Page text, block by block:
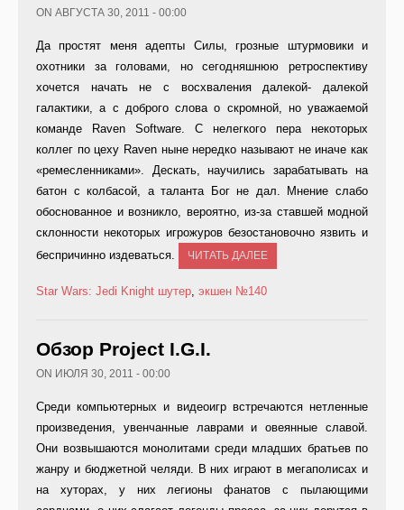
ON АВГУСТА 30, 2011 - 00:00
Да простят меня адепты Силы, грозные штурмовики и
охотники за головами, но сегодняшнюю ретроспективу
хочется начать не с восхваления далекой- далекой
галактики, а с доброго слова о скромной, но уважаемой
команде Raven Software. С нелегкого пера некоторых
коллег по цеху Raven ныне нередко называют не иначе как
«ремесленниками». Дескать, научились зарабатывать на
батон с колбасой, а таланта Бог не дал. Мнение слабо
обоснованное и возникло, вероятно, из-за ставшей модной
склонности некоторых игрожуров безостановочно язвить и
беспричинно издеваться.
ЧИТАТЬ ДАЛЕЕ
Star Wars: Jedi Knight шутер, экшен №140
Обзор Project I.G.I.
ON ИЮЛЯ 30, 2011 - 00:00
Среди компьютерных и видеоигр встречаются нетленные
произведения, увенчанные лаврами и овеянные славой.
Они возвышаются монолитами среди младших братьев по
жанру и бюджетной челяди. В них играют в мегаполисах и
на хуторах, у них легионы фанатов с пылающими